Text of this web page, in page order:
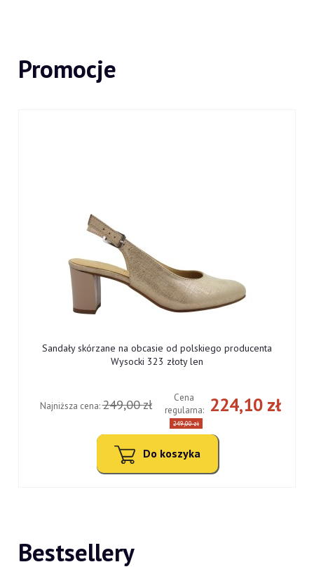
Promocje
Sandały skórzane na obcasie od polskiego producenta
Wysocki 323 złoty len
224,10 zł
Cena
regularna:
249,00 zł
Najniższa cena:249,00 zł
Do koszyka
Bestsellery